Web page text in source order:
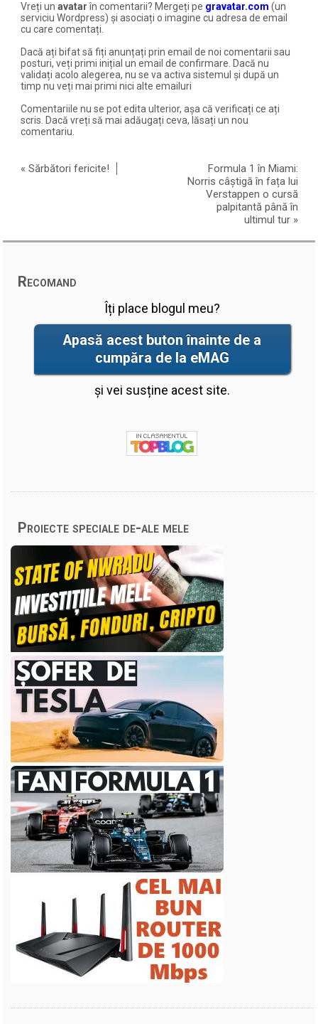
Vreți unavatarîn comentarii? Mergeți pe gravatar.com (un
serviciu Wordpress) și asociați o imagine cu adresa de email
cu care comentați.
Dacă ați bifat să fiți anunțați prin email de noi comentarii sau
posturi, veți primi inițial un email de confirmare. Dacă nu
validați acolo alegerea, nu se va activa sistemul și după un
timp nu veți mai primi nici alte emailuri
Comentariile nu se pot edita ulterior, așa că verificați ce ați
scris. Dacă vreți să mai adăugați ceva, lăsați un nou
comentariu.
«Sărbători fericite!
Formula 1 în Miami:
Norris câștigă în fața lui
Verstappen o cursă
palpitantă până în
ultimul tur »
Recomand
Îți place blogul meu?
Apasă acest buton înainte de a
cumpăra de la eMAG
și vei susține acest site.
Proiecte speciale de-ale mele